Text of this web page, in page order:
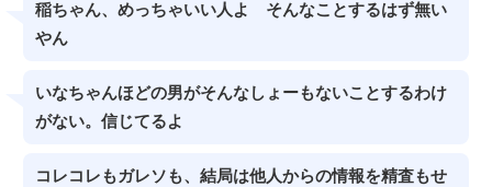
稲ちゃん、めっちゃいい人よ そんなことするはず無い
やん
いなちゃんほどの男がそんなしょーもないことするわけ
がない。信じてるよ
コレコレもガレソも、結局は他人からの情報を精査もせ